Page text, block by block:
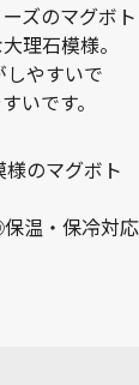
ズのマグボト
理石模様。
やすいで
いです。
のマグボト
温・保冷対応